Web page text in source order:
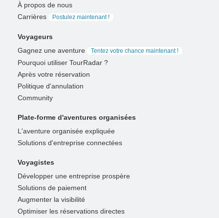
À propos de nous
Carrières
Postulez maintenant !
Voyageurs
Gagnez une aventure
Tentez votre chance maintenant !
Pourquoi utiliser TourRadar ?
Après votre réservation
Politique d'annulation
Community
Plate-forme d'aventures organisées
L'aventure organisée expliquée
Solutions d'entreprise connectées
Voyagistes
Développer une entreprise prospère
Solutions de paiement
Augmenter la visibilité
Optimiser les réservations directes